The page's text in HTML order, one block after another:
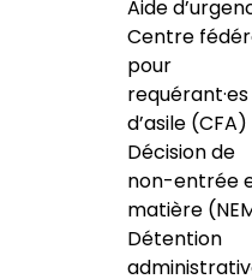
Aide
Centre
pour
requérant·es
d’asile (CFA)
Décision de
non-entrée
matière
Détention